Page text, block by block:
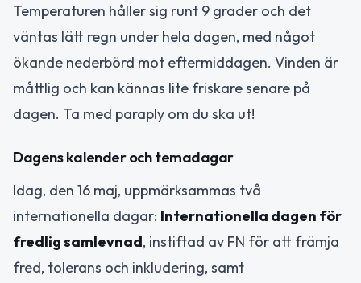
Temperaturen håller sig runt 9 grader och det
väntas lätt regn under hela dagen, med något
ökande nederbörd mot eftermiddagen. Vinden är
måttlig och kan kännas lite friskare senare på
dagen. Ta med paraply om du ska ut!
Dagens kalender och temadagar
Idag, den 16 maj, uppmärksammas två
internationella dagar: Internationella dagen för
fredlig samlevnad, instiftad av FN för att främja
fred, tolerans och inkludering, samt